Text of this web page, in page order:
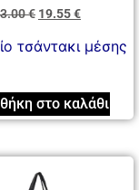
€ 19.55€
τσάντακι μέσης
στο καλάθι